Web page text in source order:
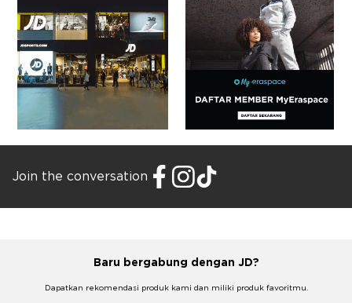
Join the conversation
Baru bergabung dengan JD?
Dapatkan rekomendasi produk kami dan miliki produk favoritmu.